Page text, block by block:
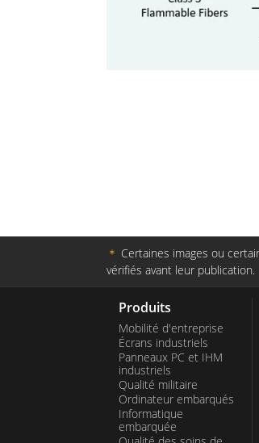
＊ Certaines images ou
vérifiés avant leur publication.
Produits
Mobilité d'entreprise
Écrans industriels
Panneaux PC et IHM
industriels
Qualité militaire
Ordinateur embarqués
Informatique
embarquée